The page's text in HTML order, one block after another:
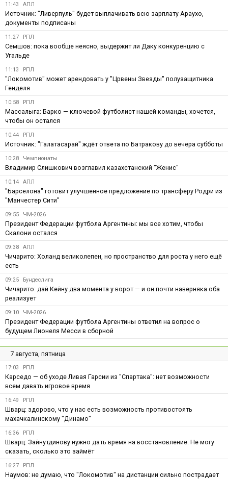
11:43 АПЛ
Источник: "Ливерпуль" будет выплачивать всю зарплату Араухо,
документы подписаны
11:27 РПЛ
Семшов: пока вообще неясно, выдержит ли Даку конкуренцию с
Угальде
11:13 РПЛ
"Локомотив" может арендовать у "Црвены Звезды" полузащитника
Генделя
10:58 РПЛ
Массалыга: Барко — ключевой футболист нашей команды, хочется,
чтобы он остался
10:44 РПЛ
Источник: "Галатасарай" ждёт ответа по Батракову до вечера субботы
10:28 Чемпионаты
Владимир Слишкович возглавил казахстанский "Женис"
10:14 АПЛ
"Барселона" готовит улучшенное предложение по трансферу Родри из
"Манчестер Сити"
09:55 ЧМ-2026
Президент Федерации футбола Аргентины: мы все хотим, чтобы
Скалони остался
09:38 АПЛ
Чичарито: Холанд великолепен, но пространство для роста у него ещё
есть
09:25 Бундеслига
Чичарито: дай Кейну два момента у ворот — и он почти наверняка оба
реализует
09:10 ЧМ-2026
Президент Федерации футбола Аргентины ответил на вопрос о
будущем Лионеля Месси в сборной
7 августа, пятница
17:03 РПЛ
Карседо — об уходе Ливая Гарсии из "Спартака": нет возможности
всем давать игровое время
16:49 РПЛ
Шварц: здорово, что у нас есть возможность противостоять
махачкалинскому "Динамо"
16:36 РПЛ
Шварц: Зайнутдинову нужно дать время на восстановление. Не могу
сказать, сколько это займёт
16:27 РПЛ
Наумов: не думаю, что "Локомотив" на дистанции сильно пострадает